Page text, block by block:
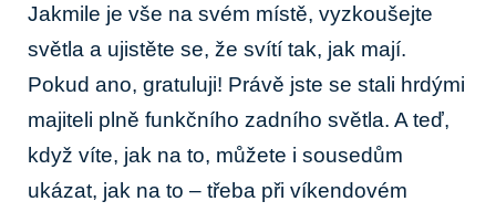
Jakmile je vše na svém místě,⁢ vyzkoušejte
světla ‌a ujistěte se,⁤ že svítí tak, jak ​mají.
Pokud ano, gratuluji! Právě jste se stali hrdými
majiteli plně funkčního zadního světla. A ⁣teď,
když víte, jak na to, můžete i sousedům
ukázat, jak⁣ na to – třeba při víkendovém⁤